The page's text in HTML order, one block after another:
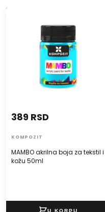
MAMBO akrilna boja za tekstil
MAMBO akrilna boja za tekstil i
kožu 50ml
389 RSD
KOMPOZIT